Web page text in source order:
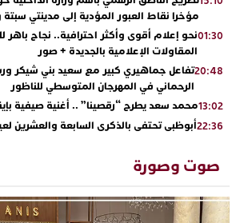
مؤخرا نقاط العبور المؤدية إلى مدينتي سبتة
01:30نحو إعلام أقوى وأكثر احترافية.. نجاح باهر
المقاولات الإعلامية بالجديدة + صور
20:48تفاعل جماهيري كبير مع سعيد بني شيكر
الرحماني في المهرجان المتوسطي للناظور
13:02محمد سعد يطرح “رقصينا” .. أغنية صيفية
22:36أبوظبي تحتفي بالذكرى السابعة والعشرين
13:30دنيا بوطازوت تواصل تألقها الفني وتؤكد
“كوفرة فالغيس”
19:11يقظة أمنية تنهي كابوس الفتاة القاصر:
رهينتين من قبضة ذي سوابق بالجديدة
صوت وصورة